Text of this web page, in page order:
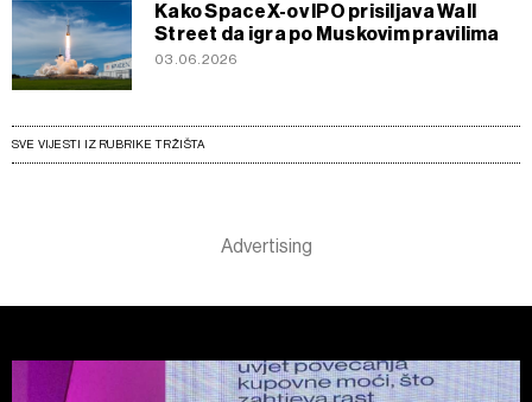
Kako SpaceX-ov IPO prisiljava Wall
Street da igra po Muskovim pravilima
03.06.2026
SVE VIJESTI IZ RUBRIKE TRŽIŠTA